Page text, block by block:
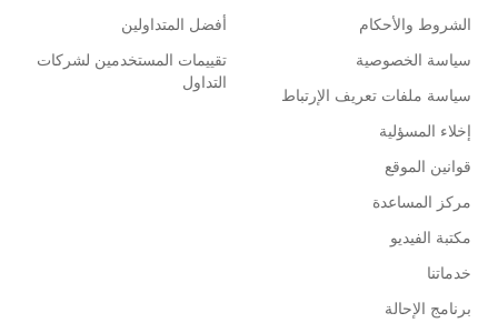
الشروط والأحكام
سياسة الخصوصية
سياسة ملفات تعريف الإرتباط
إخلاء المسؤلية
قوانين الموقع
مركز المساعدة
مكتبة الفيديو
خدماتنا
برنامج الإحالة
أفضل المتداولين
تقييمات المستخدمين لشركات
التداول